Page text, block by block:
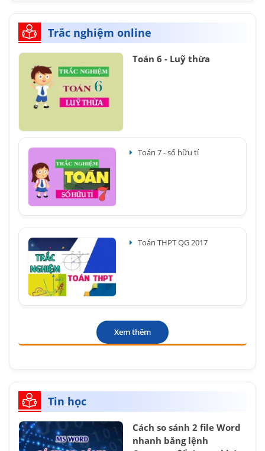
Trắc nghiệm online
Toán 6 - Luỹ thừa
Toán 7 - số hữu tỉ
Toán THPT QG 2017
Xem thêm
Tin học
Cách so sánh 2 file Word
nhanh bằng lệnh